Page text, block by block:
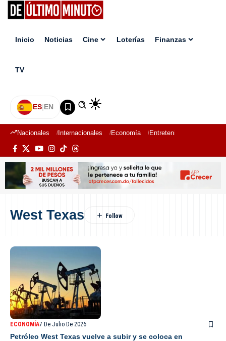
Inicio Noticias Cine Loterías Finanzas
TV
ES|EN
Nacionales Internacionales Economía Entretenimiento
West Texas
ECONOMÍA7 De Julio De 2026
Petróleo West Texas vuelve a subir y se coloca en